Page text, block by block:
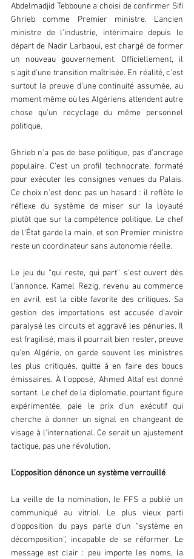
Abdelmadjid Tebboune a choisi de confirmer Sifi
Ghrieb comme Premier ministre. L’ancien
ministre de l’industrie, intérimaire depuis le
départ de Nadir Larbaoui, est chargé de former
un nouveau gouvernement. Officiellement, il
s’agit d’une transition maîtrisée. En réalité, c’est
surtout la preuve d’une continuité assumée, au
moment même où les Algériens attendent autre
chose qu’un recyclage du même personnel
politique.
Ghrieb n’a pas de base politique, pas d’ancrage
populaire. C’est un profil technocrate, formaté
pour exécuter les consignes venues du Palais.
Ce choix n’est donc pas un hasard : il reflète le
réflexe du système de miser sur la loyauté
plutôt que sur la compétence politique. Le chef
de l’État garde la main, et son Premier ministre
reste un coordinateur sans autonomie réelle.
Le jeu du “qui reste, qui part” s’est ouvert dès
l’annonce. Kamel Rezig, revenu au commerce
en avril, est la cible favorite des critiques. Sa
gestion des importations est accusée d’avoir
paralysé les circuits et aggravé les pénuries. Il
est fragilisé, mais il pourrait bien rester, preuve
qu’en Algérie, on garde souvent les ministres
les plus critiqués, quitte à en faire des boucs
émissaires. À l’opposé, Ahmed Attaf est donné
sortant. Le chef de la diplomatie, pourtant figure
expérimentée, paie le prix d’un exécutif qui
cherche à donner un signal en changeant de
visage à l’international. Ce serait un ajustement
tactique, pas une révolution.
L’opposition dénonce un système verrouillé
La veille de la nomination, le FFS a publié un
communiqué au vitriol. Le plus vieux parti
d’opposition du pays parle d’un “système en
décomposition”, incapable de se réformer. Le
message est clair : peu importe les noms, la